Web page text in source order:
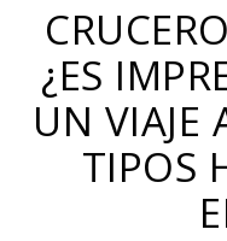
¿ES
UN VIAJE
TIPOS